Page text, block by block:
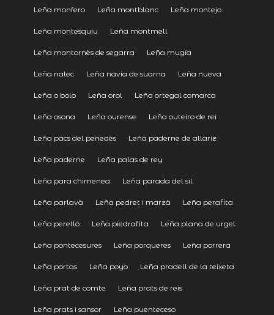
Leña monfero Leña montblanc Leña montejo
Leña montesquiu Leña montmell
Leña montornès de segarra Leña mugía
Leña nalec Leña navia de suarna Leña nueva
Leña o bolo Leña orol Leña ortegal comarca
Leña osona Leña ourense Leña outeiro de rei
Leña pacs del penedès Leña paderne de allariz
Leña paderne Leña palas de rey
Leña para chimenea Leña parada del sil
Leña parlavà Leña pedret i marzà Leña perafita
Leña perelló Leña piedrafita Leña plana de urgel
Leña pontecesures Leña porqueres Leña porrera
Leña portas Leña poyo Leña pradell de la teixeta
Leña prat de comte Leña prats de reis
Leña prats i sansor Leña puenteceso